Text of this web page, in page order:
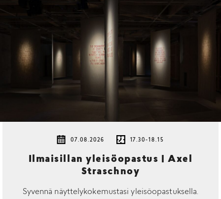
07.08.2026 17.30-18.15
Ilmaisillan yleisöopastus | Axel
Straschnoy
Syvennä näyttelykokemustasi yleisöopastuksella.